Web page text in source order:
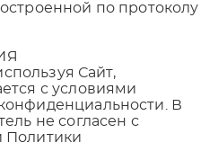
по протоколу
Сайт,
с условиями
В
не согласен с
Политики